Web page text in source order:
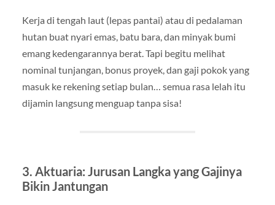
Kerja di tengah laut (lepas pantai) atau di pedalaman
hutan buat nyari emas, batu bara, dan minyak bumi
emang kedengarannya berat. Tapi begitu melihat
nominal tunjangan, bonus proyek, dan gaji pokok yang
masuk ke rekening setiap bulan… semua rasa lelah itu
dijamin langsung menguap tanpa sisa!
3. Aktuaria: Jurusan Langka yang Gajinya
Bikin Jantungan